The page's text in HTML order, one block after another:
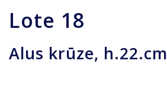
Lote 18
Alus krūze, h.22.cm